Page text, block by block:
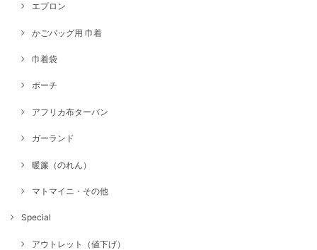
エプロン
かごバッグ用 巾着
巾着袋
ポーチ
アフリカ布ターバン
ガーランド
暖簾（のれん）
マトマイニ・その他
Special
アウトレット（値下げ）